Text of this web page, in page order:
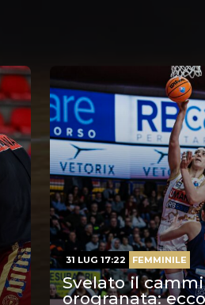
Svelato il
orogranata:
31 LUG 17:22 FEMMINILE